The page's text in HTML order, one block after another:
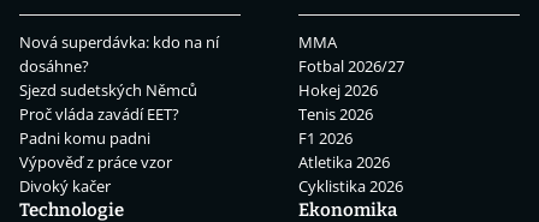
Nová superdávka: kdo na ní
dosáhne?
Sjezd sudetských Němců
Proč vláda zavádí EET?
Padni komu padni
Výpověď z práce vzor
Divoký kačer
MMA
Fotbal 2026/27
Hokej 2026
Tenis 2026
F1 2026
Atletika 2026
Cyklistika 2026
Technologie
Ekonomika